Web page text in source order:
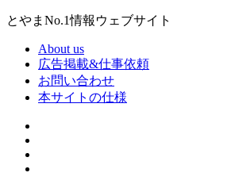
とやまNo.1情報ウェブサイト
About us
広告掲載&仕事依頼
お問い合わせ
本サイトの仕様